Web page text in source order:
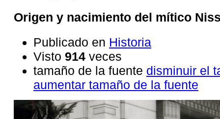
Origen y nacimiento del mítico
Publicado en Historia
Visto 914 veces
tamaño de la fuente disminuir el
aumentar tamaño de la fuente